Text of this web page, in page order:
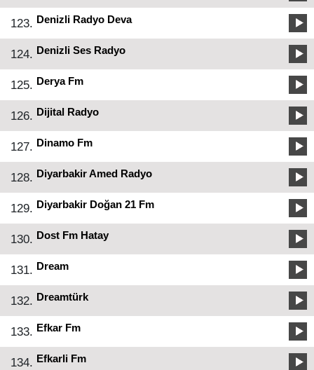
123. Denizli Radyo Deva
124. Denizli Ses Radyo
125. Derya Fm
126. Dijital Radyo
127. Dinamo Fm
128. Diyarbakir Amed Radyo
129. Diyarbakir Doğan 21 Fm
130. Dost Fm Hatay
131. Dream
132. Dreamtürk
133. Efkar Fm
134. Efkarli Fm